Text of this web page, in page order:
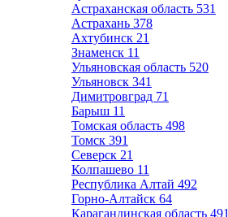
Астраханская область 531
Астрахань 378
Ахтубинск 21
Знаменск 11
Ульяновская область 520
Ульяновск 341
Димитровград 71
Барыш 11
Томская область 498
Томск 391
Северск 21
Колпашево 11
Республика Алтай 492
Горно-Алтайск 64
Карагандинская область 491